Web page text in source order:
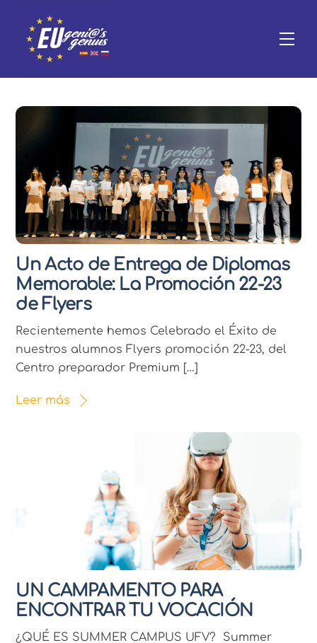
content
Un Acto de Entrega de Diplomas
Memorable: La Promoción 22-23
de Flyers
Recientemente hemos Celebrado el Éxito de
nuestros alumnos Flyers promoción 22-23, del
Centro preparador Premium […]
Leer más
UN CAMPAMENTO PARA
ENCONTRAR TU VOCACIÓN
¿QUÉ ES SUMMER CAMPUS UFV? Summer